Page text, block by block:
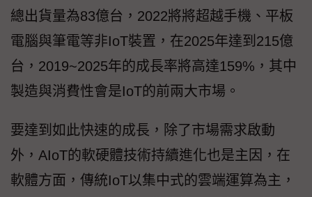
總出貨量為83億台，2022將將超越手機、平板
電腦與筆電等非IoT裝置，在2025年達到215億
台，2019~2025年的成長率將高達159%，其中
製造與消費性會是IoT的前兩大市場。
要達到如此快速的成長，除了市場需求啟動
外，AIoT的軟硬體技術持續進化也是主因，在
軟體方面，傳統IoT以集中式的雲端運算為主，